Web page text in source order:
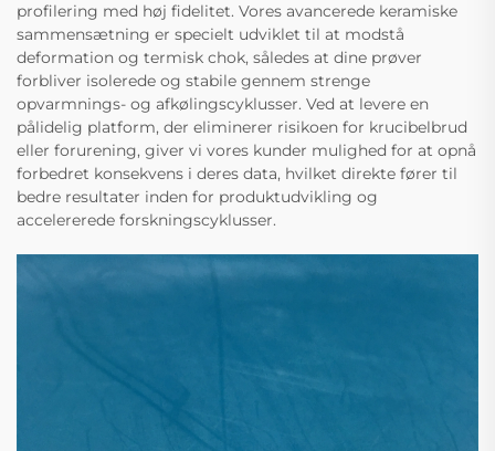
profilering med høj fidelitet. Vores avancerede keramiske
sammensætning er specielt udviklet til at modstå
deformation og termisk chok, således at dine prøver
forbliver isolerede og stabile gennem strenge
opvarmnings- og afkølingscyklusser. Ved at levere en
pålidelig platform, der eliminerer risikoen for krucibelbrud
eller forurening, giver vi vores kunder mulighed for at opnå
forbedret konsekvens i deres data, hvilket direkte fører til
bedre resultater inden for produktudvikling og
accelererede forskningscyklusser.